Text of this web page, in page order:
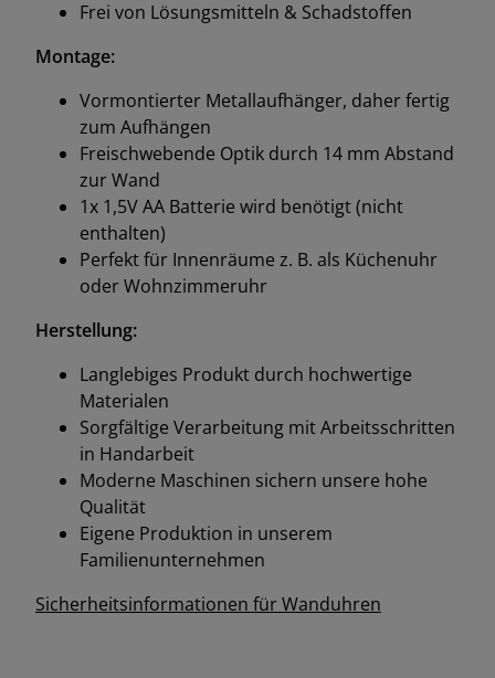
Frei von Lösungsmitteln & Schadstoffen
Montage:
Vormontierter Metallaufhänger, daher fertig
zum Aufhängen
Freischwebende Optik durch 14 mm Abstand
zur Wand
1x 1,5V AA Batterie wird benötigt (nicht
enthalten)
Perfekt für Innenräume z. B. als Küchenuhr
oder Wohnzimmeruhr
Herstellung:
Langlebiges Produkt durch hochwertige
Materialen
Sorgfältige Verarbeitung mit Arbeitsschritten
in Handarbeit
Moderne Maschinen sichern unsere hohe
Qualität
Eigene Produktion in unserem
Familienunternehmen
Sicherheitsinformationen für Wanduhren